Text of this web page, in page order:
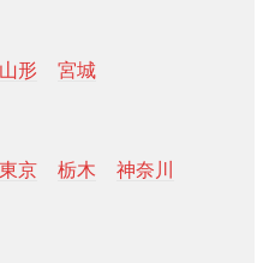
山形 宮城
東京 栃木
神奈川